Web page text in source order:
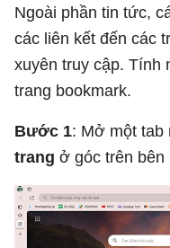
Ngoài phần tin tức,
các liên kết đến các
xuyên truy cập. Tính
trang bookmark.
Bước 1: Mở một tab
trang ở góc trên bên